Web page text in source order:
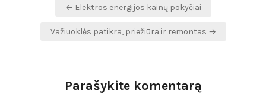
įrašų
← Elektros energijos kainų pokyčiai
Važiuoklės patikra, priežiūra ir remontas →
Parašykite komentarą